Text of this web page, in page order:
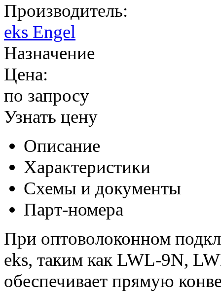
Производитель:
eks Engel
Назначение
Цена:
по запросу
Узнать цену
Описание
Характеристики
Схемы и документы
Парт-номера
При оптоволоконном
eks, таким как LWL-9N,
обеспечивает прямую